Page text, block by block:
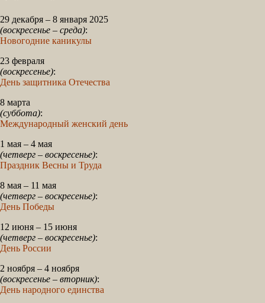
29 декабря – 8 января 2025
(воскресенье – среда):
Новогодние каникулы
23 февраля
(воскресенье):
День защитника Отечества
8 марта
(суббота):
Международный женский день
1 мая – 4 мая
(четверг – воскресенье):
Праздник Весны и Труда
8 мая – 11 мая
(четверг – воскресенье):
День Победы
12 июня – 15 июня
(четверг – воскресенье):
День России
2 ноября – 4 ноября
(воскресенье – вторник):
День народного единства